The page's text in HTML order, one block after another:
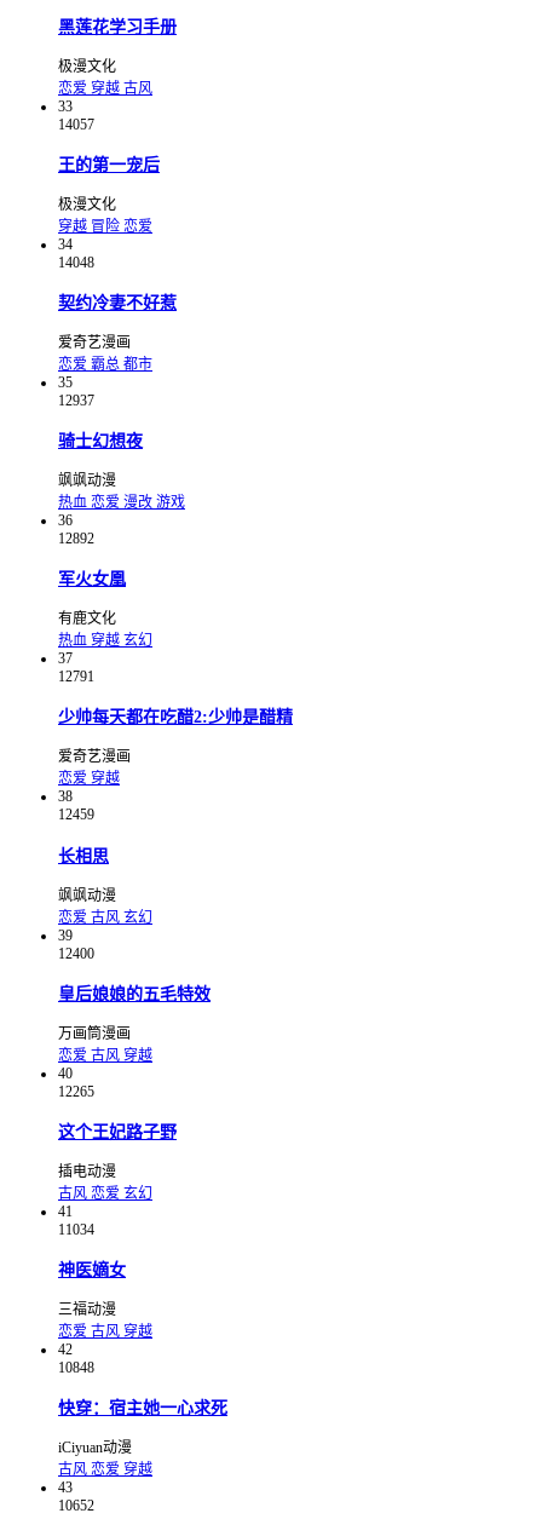
黑莲花学习手册
极漫文化
恋爱 穿越 古风
33
14057
王的第一宠后
极漫文化
穿越 冒险 恋爱
34
14048
契约冷妻不好惹
爱奇艺漫画
恋爱 霸总 都市
35
12937
骑士幻想夜
飒飒动漫
热血 恋爱 漫改 游戏
36
12892
军火女凰
有鹿文化
热血 穿越 玄幻
37
12791
少帅每天都在吃醋2:少帅是醋精
爱奇艺漫画
恋爱 穿越
38
12459
长相思
飒飒动漫
恋爱 古风 玄幻
39
12400
皇后娘娘的五毛特效
万画筒漫画
恋爱 古风 穿越
40
12265
这个王妃路子野
插电动漫
古风 恋爱 玄幻
41
11034
神医嫡女
三福动漫
恋爱 古风 穿越
42
10848
快穿：宿主她一心求死
iCiyuan动漫
古风 恋爱 穿越
43
10652